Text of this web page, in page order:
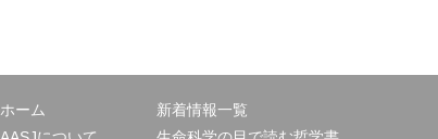
ホーム
新着情報一覧